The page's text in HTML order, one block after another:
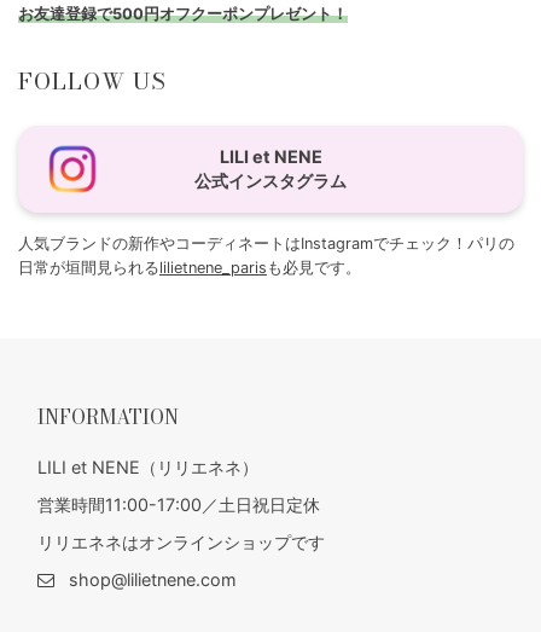
お友達登録で500円オフクーポンプレゼント！
FOLLOW US
LILI et NENE
公式インスタグラム
人気ブランドの新作やコーディネートはInstagramでチェック！パリの
日常が垣間見られるlilietnene_paris も必見です。
INFORMATION
LILI et NENE（リリエネネ）
営業時間11:00-17:00／土日祝日定休
リリエネネはオンラインショップです
shop@lilietnene.com